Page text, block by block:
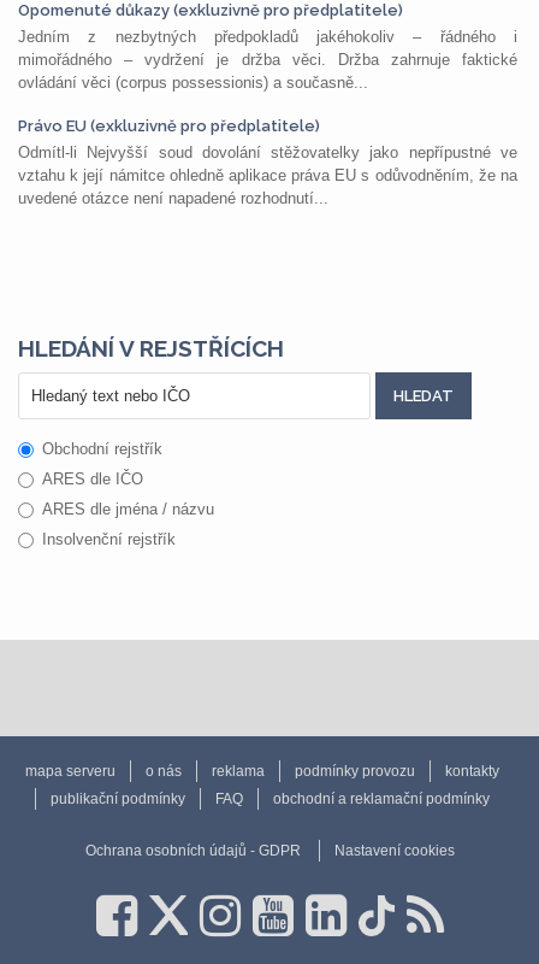
Opomenuté důkazy (exkluzivně pro předplatitele)
Jedním z nezbytných předpokladů jakéhokoliv – řádného i
mimořádného – vydržení je držba věci. Držba zahrnuje faktické
ovládání věci (corpus possessionis) a současně...
Právo EU (exkluzivně pro předplatitele)
Odmítl-li Nejvyšší soud dovolání stěžovatelky jako nepřípustné ve
vztahu k její námitce ohledně aplikace práva EU s odůvodněním, že na
uvedené otázce není napadené rozhodnutí...
HLEDÁNÍ V REJSTŘÍCÍCH
Obchodní rejstřík
ARES dle IČO
ARES dle jména / názvu
Insolvenční rejstřík
mapa serveru o nás reklama podmínky provozu
kontakty
publikační podmínky
FAQ obchodní a reklamační podmínky
Ochrana osobních údajů - GDPR Nastavení cookies